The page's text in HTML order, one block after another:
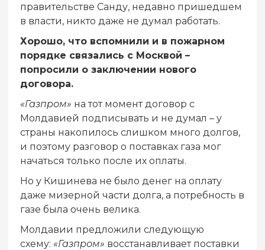
правительстве Санду, недавно пришедшем
в власти, никто даже не думал работать.
Хорошо, что вспомнили и в пожарном
порядке связались с Москвой –
попросили о заключении нового
договора.
«Газпром» на тот момент договор с
Молдавией подписывать и не думал – у
страны накопилось слишком много долгов,
и поэтому разговор о поставках газа мог
начаться только после их оплаты.
Но у Кишинева не было денег на оплату
даже мизерной части долга, а потребность в
газе была очень велика.
Молдавии предложили следующую
схему: «Газпром» восстанавливает поставки